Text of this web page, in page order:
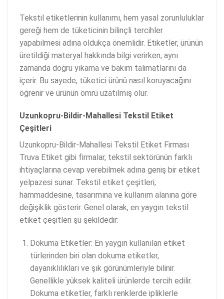
Tekstil etiketlerinin kullanımı, hem yasal zorunluluklar
gereği hem de tüketicinin bilinçli tercihler
yapabilmesi adına oldukça önemlidir. Etiketler, ürünün
üretildiği materyal hakkında bilgi verirken, aynı
zamanda doğru yıkama ve bakım talimatlarını da
içerir. Bu sayede, tüketici ürünü nasıl koruyacağını
öğrenir ve ürünün ömrü uzatılmış olur.
Uzunkopru-Bildir-Mahallesi Tekstil Etiket
Çeşitleri
Uzunkopru-Bildir-Mahallesi Tekstil Etiket Firması
Truva Etiket gibi firmalar, tekstil sektörünün farklı
ihtiyaçlarına cevap verebilmek adına geniş bir etiket
yelpazesi sunar. Tekstil etiket çeşitleri;
hammaddesine, tasarımına ve kullanım alanına göre
değişiklik gösterir. Genel olarak, en yaygın tekstil
etiket çeşitleri şu şekildedir:
Dokuma Etiketler: En yaygın kullanılan etiket
türlerinden biri olan dokuma etiketler,
dayanıklılıkları ve şık görünümleriyle bilinir.
Genellikle yüksek kaliteli ürünlerde tercih edilir.
Dokuma etiketler, farklı renklerde ipliklerle